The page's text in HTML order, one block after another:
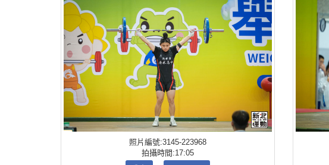
照片編號:3145-223968
拍攝時間:17:05